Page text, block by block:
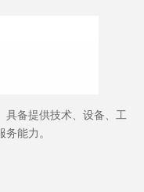
具备提供技术、设备、工
能力。